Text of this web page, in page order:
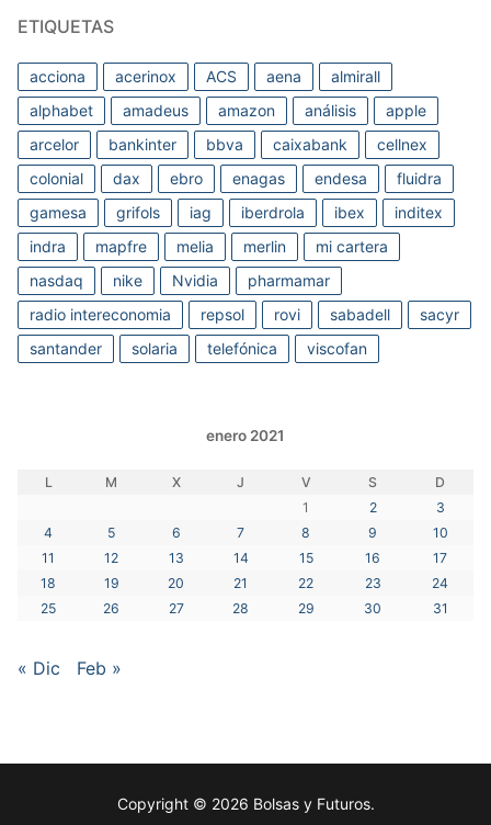
ETIQUETAS
acciona acerinox ACS aena
almirall
alphabet
amadeus amazon análisis
apple
arcelor
bankinter bbva caixabank
cellnex
colonial
dax ebro enagas endesa
fluidra
gamesa
grifols iag iberdrola ibex
inditex
indra
mapfre melia merlin
mi cartera
nasdaq
nike Nvidia
pharmamar
radio intereconomia
repsol rovi sabadell
sacyr
santander
solaria telefónica viscofan
enero 2021
L M X J V S
D
1
2
3
4
5 6 7 8 9
10
11
12 13 14 15 16
17
18
19 20 21 22 23
24
25
26 27 28 29 30 31
« Dic Feb »
Copyright © 2026 Bolsas y Futuros.